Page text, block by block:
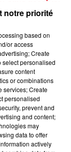
il
combinaison.
pas.
notre priorité
based on
or access
Create
select personalised
content
or combinations
services; Create
personalised
prevent and
and content;
may
data to offer
actively